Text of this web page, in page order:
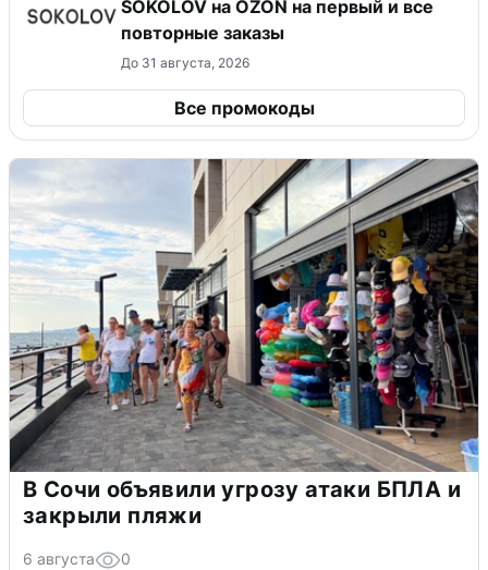
SOKOLOV на OZON на первый и все
повторные заказы
До 31 августа, 2026
Все промокоды
В Сочи объявили угрозу атаки БПЛА и
закрыли пляжи
6 августа 0